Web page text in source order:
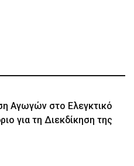
Αγωγών στο Ελεγκτικό
για τη Διεκδίκηση της